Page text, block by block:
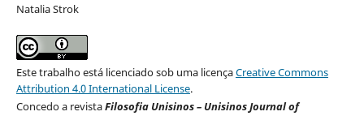
Natalia Strok
Este trabalho está licenciado sob uma licençaCreative Commons
Attribution 4.0 International License.
Concedo a revistaFilosofia Unisinos – Unisinos Journal of